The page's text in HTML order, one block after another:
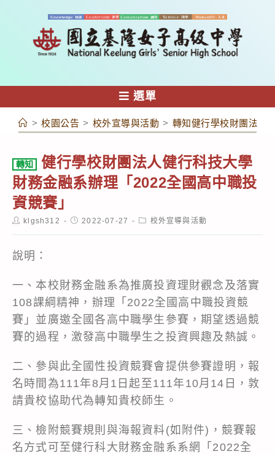
容
選單
> 校園公告 > 校外宣導與活動 > 轉知健行學校財團法人
轉知
健行學校財團法人健行科技大學
財務金融系辦理「2022全國高中職投
資競賽」
Postklgsh312
Post2022-07-27
Post校外宣導與活動
說明：
一、本校財務金融系為推廣投資理財觀念及落實
108課綱精神，辦理「2022全國高中職投資競
賽」並廣邀全國各高中職學生參賽，期望透過競
賽的過程，激發高中職學生之投資興趣及熱誠。
二、參與此全國性投資競賽會提供參賽證明，報
名時間為111年8月1日起至111年10月14日，敦
請貴校協助代為轉知貴校師生。
三、檢附競賽規則與海報資料(如附件)，競賽報
名方式可至健行科大財務金融系系網「2022全